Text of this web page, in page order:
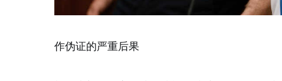
作伪证的严重后果